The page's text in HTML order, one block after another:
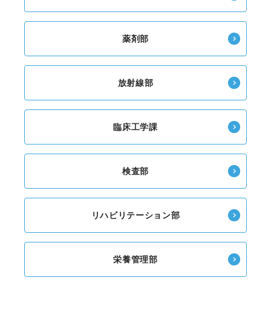
薬剤部
放射線部
臨床工学課
検査部
リハビリテーション部
栄養管理部